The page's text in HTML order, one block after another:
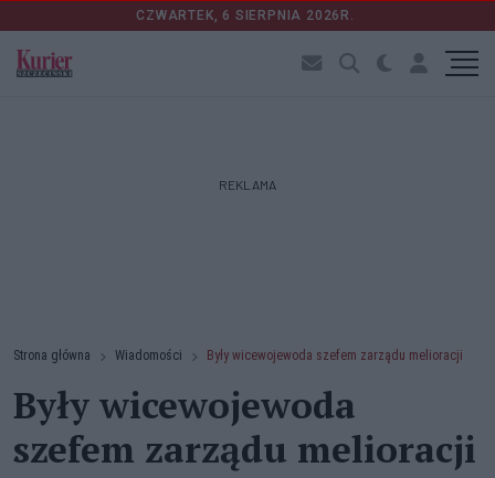
CZWARTEK, 6 SIERPNIA 2026R.
REKLAMA
Strona główna Wiadomości Były wicewojewoda szefem zarządu melioracji
Były wicewojewoda
szefem zarządu melioracji